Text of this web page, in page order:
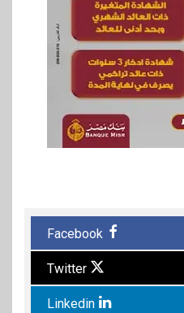
Facebook
Twitter
Linkedin